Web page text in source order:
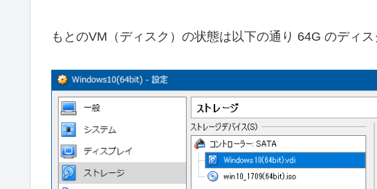
もとのVM（ディスク）の状態は以下の通り 64G のディス